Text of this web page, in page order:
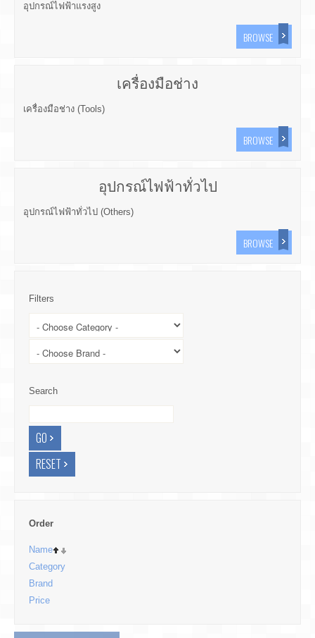
อุปกรณ์ไฟฟ้าแรงสูง
BROWSE
เครื่องมือช่าง
เครื่องมือช่าง (Tools)
BROWSE
อุปกรณ์ไฟฟ้าทั่วไป
อุปกรณ์ไฟฟ้าทั่วไป (Others)
BROWSE
Filters
Search
Order
Name
Category
Brand
Price